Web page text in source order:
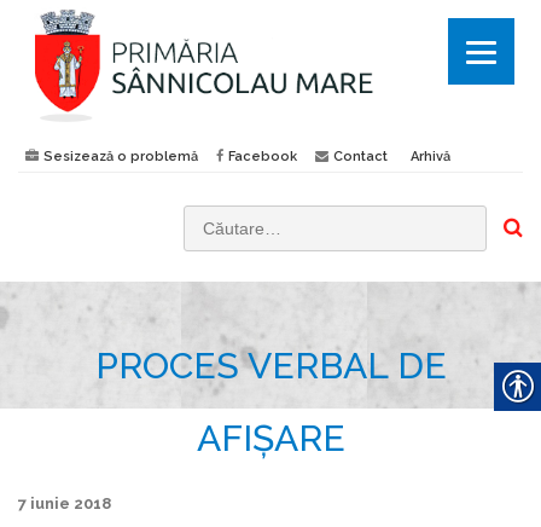
Sesizează o problemă Facebook Contact Arhivă
:
PROCES VERBAL DE
AFIȘARE
7 iunie 2018